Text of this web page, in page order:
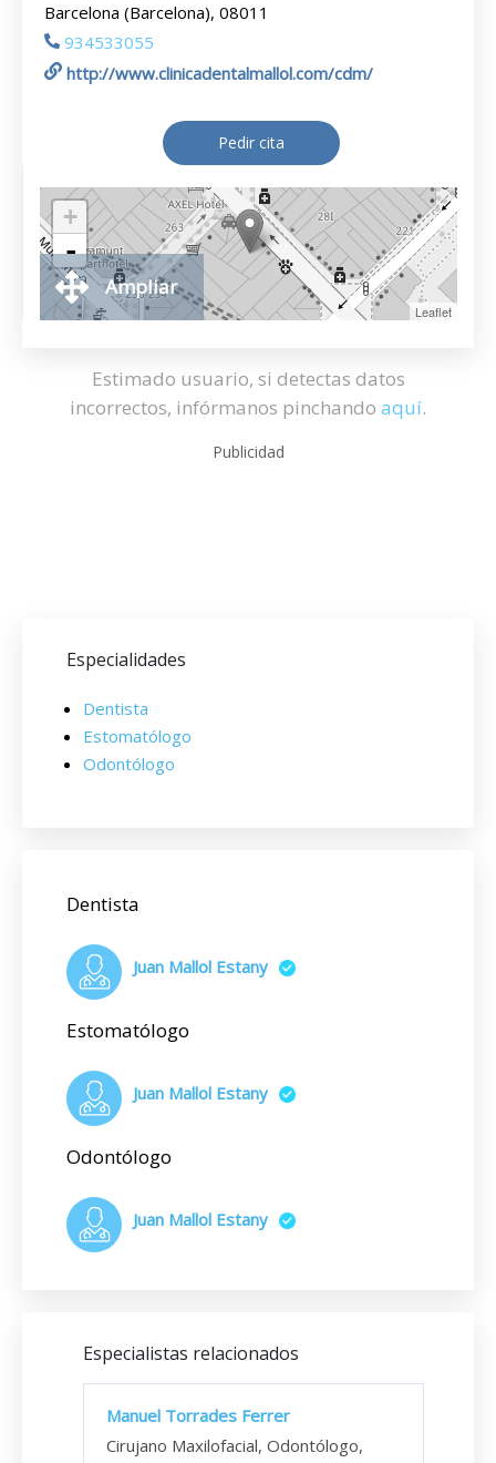
Barcelona (Barcelona), 08011
934533055
http://www.clinicadentalmallol.com/cdm/
Pedir cita
+
-
Leaflet
Ampliar
Estimado usuario, si detectas datos
incorrectos, infórmanos pinchando aquí.
Publicidad
Especialidades
Dentista
Estomatólogo
Odontólogo
Dentista
Juan Mallol Estany
Estomatólogo
Juan Mallol Estany
Odontólogo
Juan Mallol Estany
Especialistas relacionados
Manuel Torrades Ferrer
Cirujano Maxilofacial, Odontólogo,